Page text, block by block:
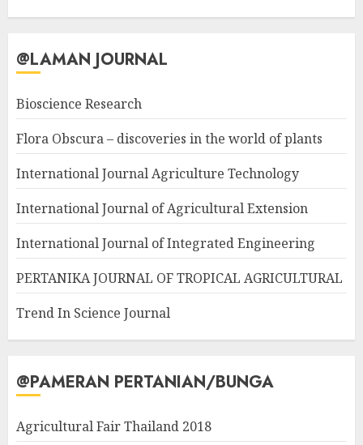
@LAMAN JOURNAL
Bioscience Research
Flora Obscura – discoveries in the world of plants
International Journal Agriculture Technology
International Journal of Agricultural Extension
International Journal of Integrated Engineering
PERTANIKA JOURNAL OF TROPICAL AGRICULTURAL
Trend In Science Journal
@PAMERAN PERTANIAN/BUNGA
Agricultural Fair Thailand 2018